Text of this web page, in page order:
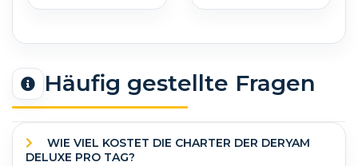
Häufig gestellte Fragen
DELUXE PRO TAG?